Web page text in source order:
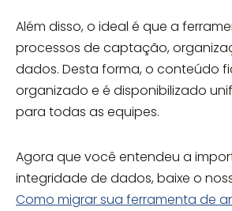
Além disso, o ideal é que a
processos de captação,
dados. Desta forma, o conteúdo
organizado e é disponibilizado
para todas as equipes.
Agora que você entendeu a
integridade de dados, baixe o
Como migrar sua ferramenta de